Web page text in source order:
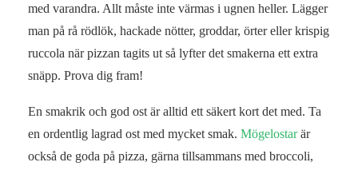
med varandra. Allt måste inte värmas i ugnen heller. Lägger
man på rå rödlök, hackade nötter, groddar, örter eller krispig
ruccola när pizzan tagits ut så lyfter det smakerna ett extra
snäpp. Prova dig fram!
En smakrik och god ost är alltid ett säkert kort det med. Ta
en ordentlig lagrad ost med mycket smak. Mögelostarär
också de goda på pizza, gärna tillsammans med broccoli,